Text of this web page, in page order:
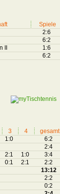
Spiele
2:6
6:2
II
1:6
6:2
3 4 gesamt
1:0 6:2
2:4
2:1 1:0 3:4
0:1 2:1 2:2
13:12
2:2
0:2